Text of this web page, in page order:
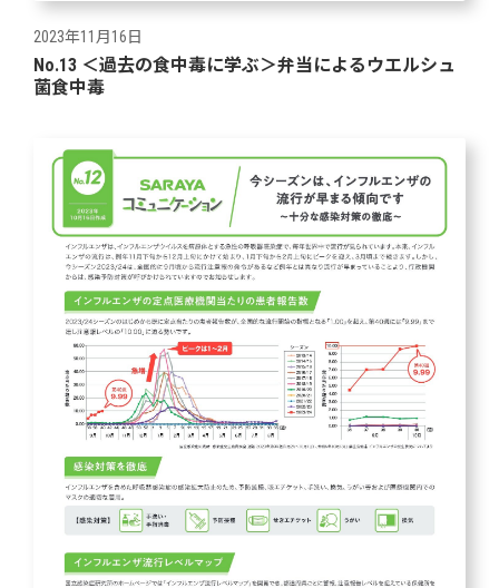
2023年11月16日
No.13 ＜過去の食中毒に学ぶ＞弁当によるウエルシュ
菌食中毒